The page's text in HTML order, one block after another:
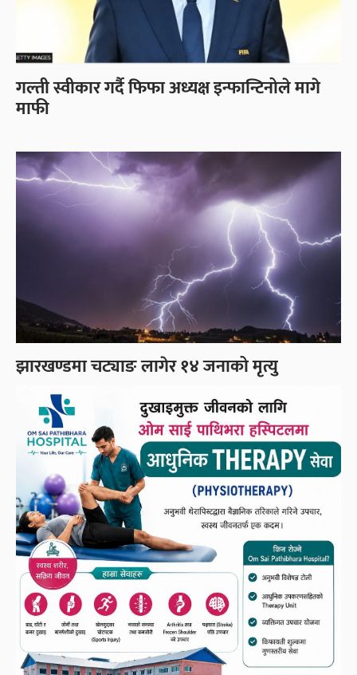
गल्ती स्वीकार गर्दै फिफा अध्यक्ष इन्फान्टिनोले मागे
माफी
झारखण्डमा चट्याङ लागेर १४ जनाको मृत्यु